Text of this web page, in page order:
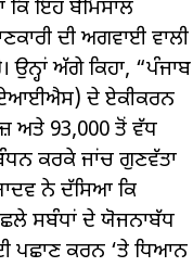
ਕਿ ਇਹ ਬੇਮਿਸਾਲ
ਦੀ ਅਗਵਾਈ ਵਾਲੀ
ਉਨ੍ਹਾਂ ਅੱਗੇ ਕਿਹਾ, “ਪੰਜਾਬ
ਦੇ ਏਕੀਕਰਨ
93,000 ਤੋਂ ਵੱਧ
ਕਰਕੇ ਜਾਂਚ ਗੁਣਵੱਤਾ
ਨੇ ਦੱਸਿਆ ਕਿ
ਸਬੰਧਾਂ ਦੇ ਯੋਜਨਾਬੱਧ
ਪਛਾਣ ਕਰਨ ‘ਤੇ ਧਿਆਨ